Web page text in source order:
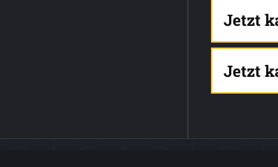
Jetzt
Jetzt